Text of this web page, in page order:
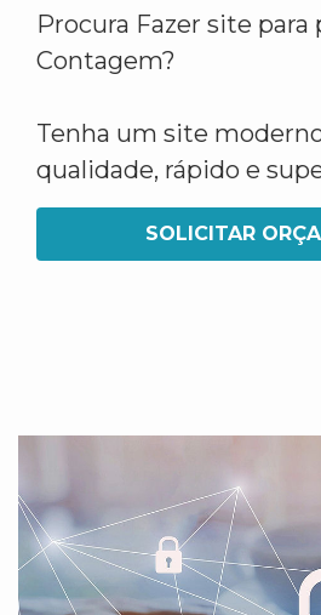
Procura Fazer site para
Contagem?
Tenha um site
qualidade, rápido e
SOLICITAR